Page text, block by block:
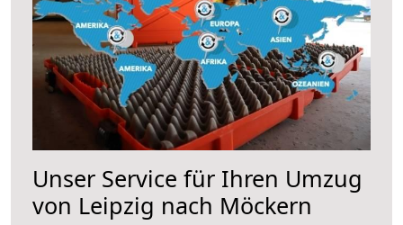
Unser Service für Ihren Umzug
von Leipzig nach Möckern